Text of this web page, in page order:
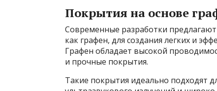
Покрытия на основе
Современные разработки
как графен, для создания легких и
Графен обладает высокой
и прочные покрытия.
Такие покрытия идеально подходят